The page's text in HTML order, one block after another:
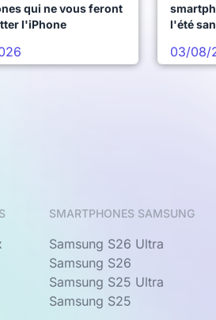
qui ne vous feront
l'iPhone
l'été
03/08/
SMARTPHONES SAMSUNG
Samsung S26 Ultra
Samsung S26
Samsung S25 Ultra
Samsung S25